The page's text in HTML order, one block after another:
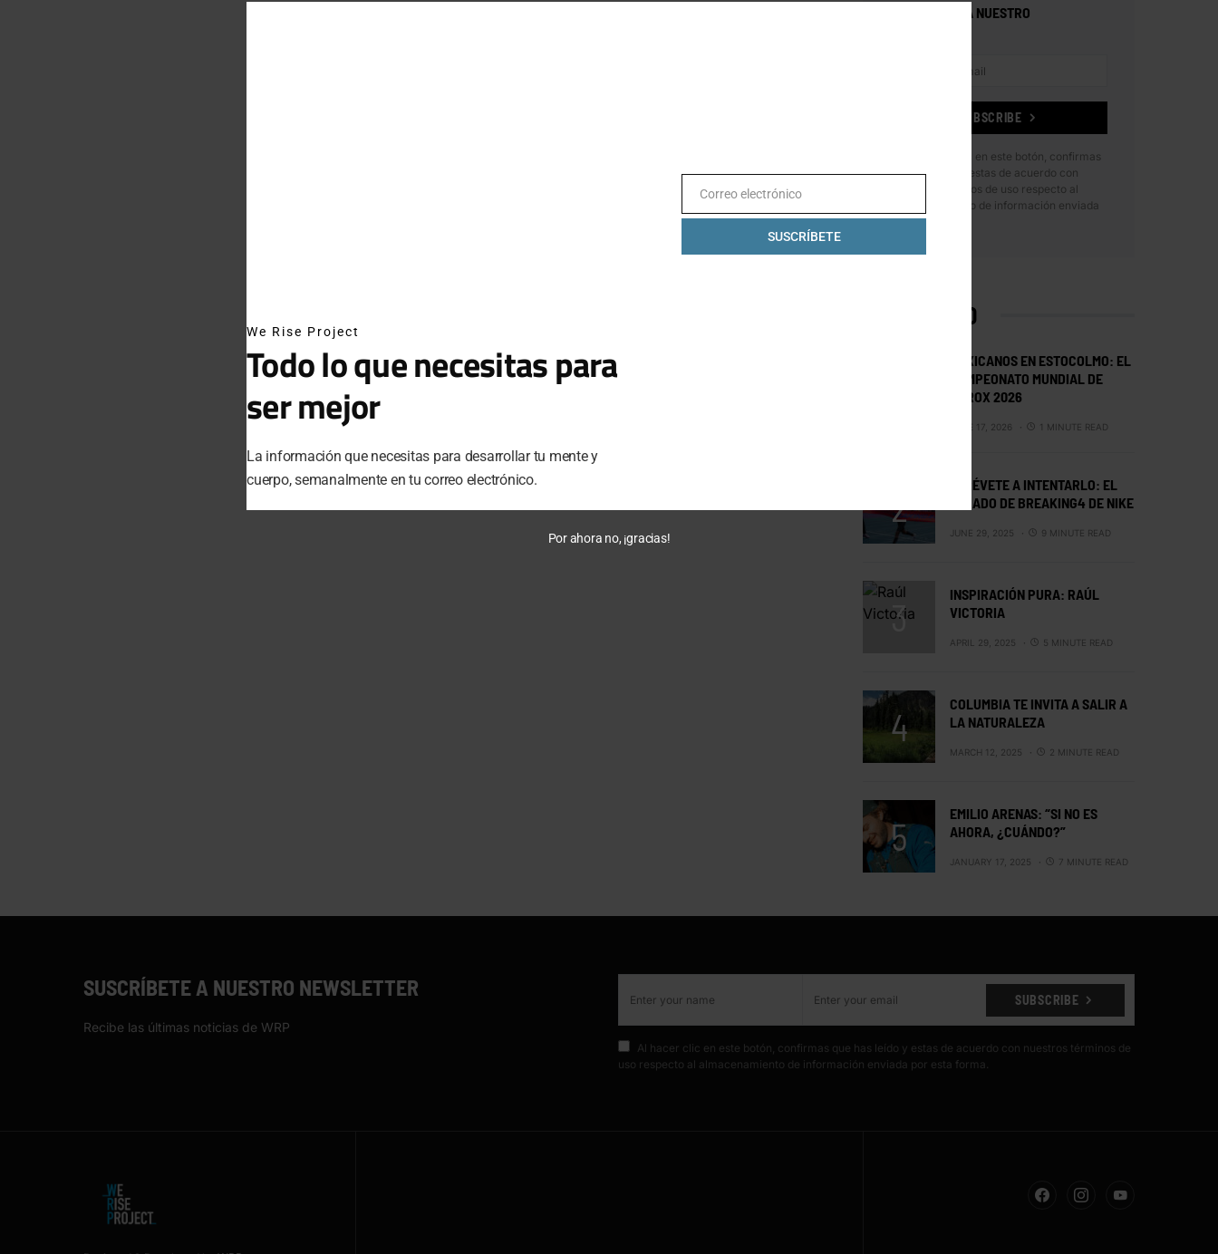
SUSCRÍBETE A NUESTRO
SUBSCRIBE
Al hacer clic en este botón, confirmas
que has leído y estas de acuerdo con
nuestros términos de uso respecto al
almacenamiento de información enviada
por esta forma.
LO MÁS VISTO
MEXICANOS EN ESTOCOLMO: EL
CAMPEONATO MUNDIAL DE
HYROX 2026
JUNE 17, 2026 1 MINUTE READ
ATRÉVETE A INTENTARLO: EL
LEGADO DE BREAKING4 DE NIKE
JUNE 29, 2025 9 MINUTE READ
INSPIRACIÓN PURA: RAÚL
VICTORIA
APRIL 29, 2025 5 MINUTE READ
COLUMBIA TE INVITA A SALIR A
LA NATURALEZA
MARCH 12, 2025 2 MINUTE READ
EMILIO ARENAS: “SI NO ES
AHORA, ¿CUÁNDO?”
JANUARY 17, 2025 7 MINUTE READ
SUSCRÍBETE A NUESTRO NEWSLETTER
Recibe las últimas noticias de WRP
SUBSCRIBE
Al hacer clic en este botón, confirmas que has leído y estas de acuerdo con nuestros términos de
uso respecto al almacenamiento de información enviada por esta forma.
THIS
We Rise Project
Todo lo que necesitas para
ser mejor
La información que necesitas para desarrollar tu mente y
cuerpo, semanalmente en tu correo electrónico.
EmailCorreo electrónico
SUSCRÍBETE
Por ahora no, ¡gracias!